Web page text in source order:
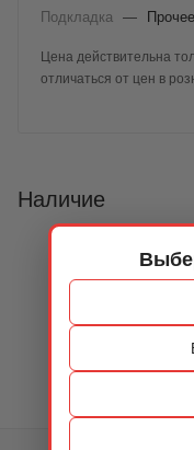
Подкладка
— Прочее
Цена действительна
отличаться от цен в
Наличие